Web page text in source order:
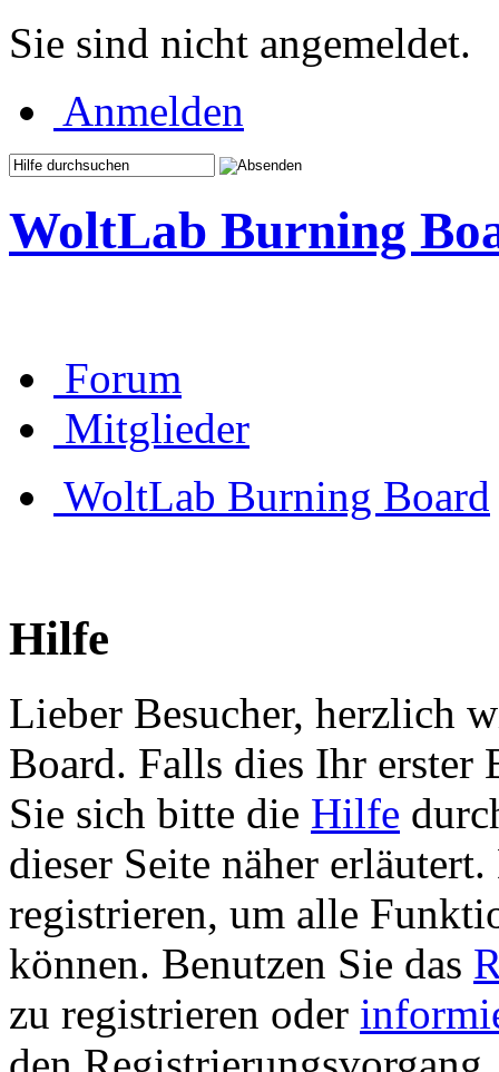
Sie sind nicht angemeldet.
Anmelden
WoltLab Burning
Forum
Mitglieder
WoltLab Burning Board
Hilfe
Lieber Besucher, herzlich
Board. Falls dies Ihr erster
Sie sich bitte die Hilfe
dieser Seite näher
registrieren, um alle
können. Benutzen Sie das
zu registrieren oder